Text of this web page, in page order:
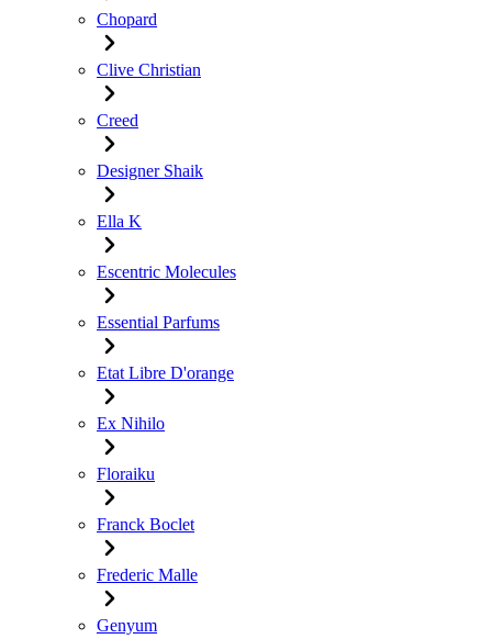
Chopard
Clive Christian
Creed
Designer Shaik
Ella K
Escentric Molecules
Essential Parfums
Etat Libre D'orange
Ex Nihilo
Floraiku
Franck Boclet
Frederic Malle
Genyum